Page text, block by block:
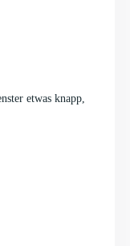
etwas knapp,